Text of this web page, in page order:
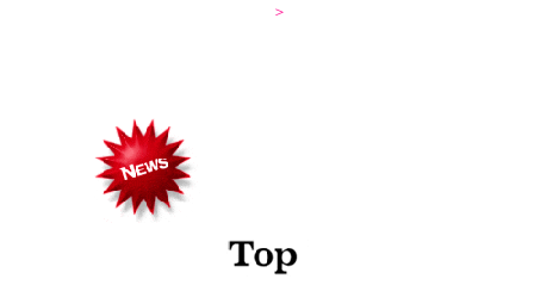
＞